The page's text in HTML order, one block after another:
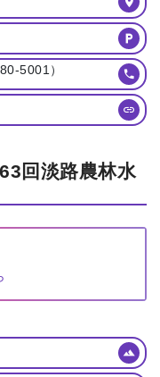
5001）
回淡路農林水